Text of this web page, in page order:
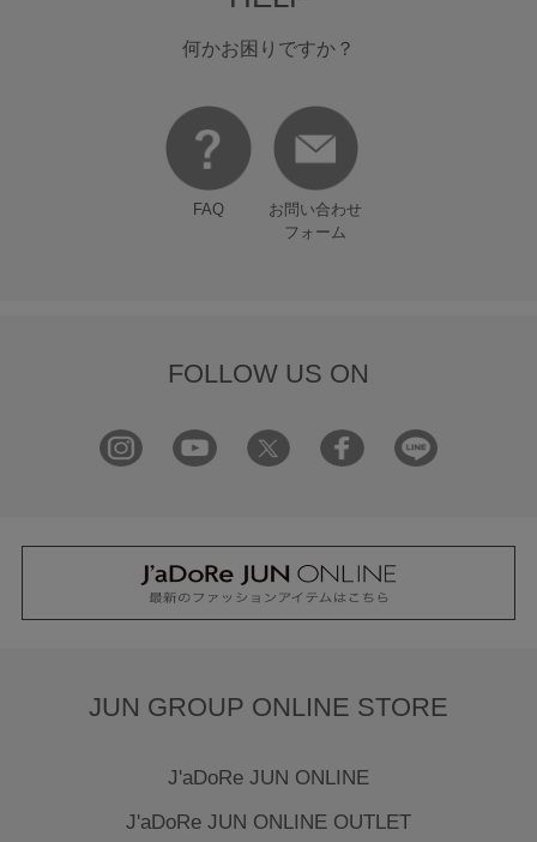
何かお困りですか？
FAQ
お問い合わせ
フォーム
FOLLOW US ON
JUN GROUP ONLINE STORE
J'aDoRe JUN ONLINE
J'aDoRe JUN ONLINE OUTLET